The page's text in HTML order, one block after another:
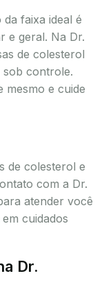
faixa ideal é
e geral. Na Dr.
de colesterol
sob controle.
mesmo e cuide
de colesterol e
com a Dr.
atender você
cuidados
Dr.